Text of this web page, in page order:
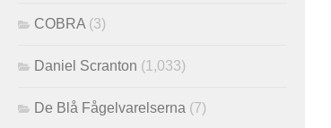
COBRA (3)
Daniel Scranton (1,033)
De Blå Fågelvarelserna (7)